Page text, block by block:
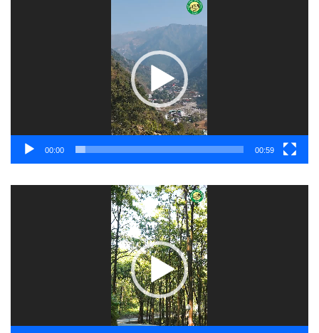
00:00 00:59